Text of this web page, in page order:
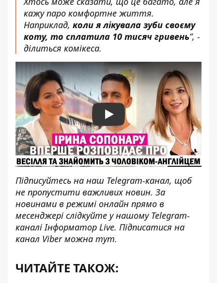
кажу паро комфортне життя.
Наприклад, коли я лікувала зуби своєму
коту, то сплатила 10 тисяч гривень”, -
ділиться комікеса.
Play
Підписуйтесь на наш Telegram-канал, щоб
не пропустити важливих новин. За
новинами в режимі онлайн прямо в
месенджері слідкуйте у нашому Telegram-
каналіІнформатор Live. Підписатися на
канал Viber можна тут.
ЧИТАЙТЕ ТАКОЖ: